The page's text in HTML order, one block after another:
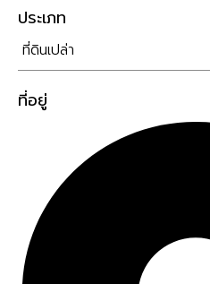
ประเภท
ที่ดินเปล่า
ที่อยู่